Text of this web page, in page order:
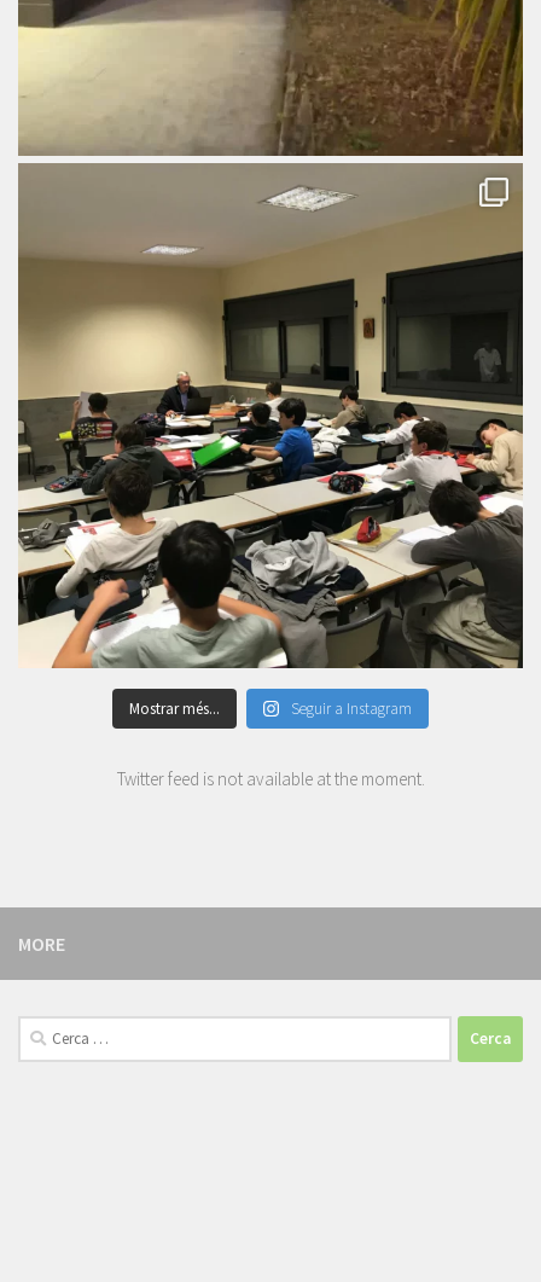
Mostrar més... Seguir a Instagram
Twitter feed is not available at the moment.
MORE
Cerca: